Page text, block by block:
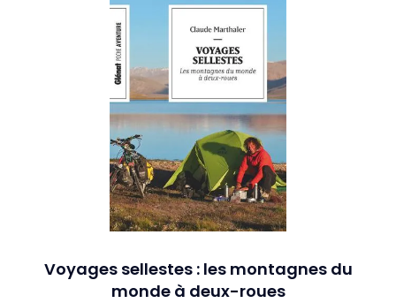
Voyages sellestes : les montagnes du
monde à deux-roues